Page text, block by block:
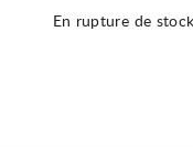
En rupture de stock